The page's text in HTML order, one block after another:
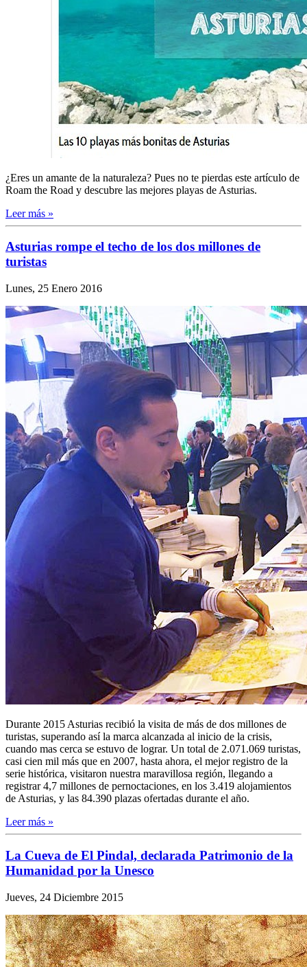
¿Eres un amante de la naturaleza? Pues no te pierdas este artículo de
Roam the Road y descubre las mejores playas de Asturias.
Leer más »
Asturias rompe el techo de los dos millones de
turistas
Lunes, 25 Enero 2016
Durante 2015 Asturias recibió la visita de más de dos millones de
turistas, superando así la marca alcanzada al inicio de la crisis,
cuando mas cerca se estuvo de lograr. Un total de 2.071.069 turistas,
casi cien mil más que en 2007, hasta ahora, el mejor registro de la
serie histórica, visitaron nuestra maravillosa región, llegando a
registrar 4,7 millones de pernoctaciones, en los 3.419 alojamientos
de Asturias, y las 84.390 plazas ofertadas durante el año.
Leer más »
La Cueva de El Pindal, declarada Patrimonio de la
Humanidad por la Unesco
Jueves, 24 Diciembre 2015